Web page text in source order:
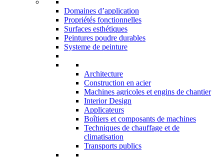
Domaines d’application
Propriétés fonctionnelles
Surfaces esthétiques
Peintures poudre durables
Systeme de peinture
Architecture
Construction en acier
Machines agricoles et engins de chantier
Interior Design
Applicateurs
Boîtiers et composants de machines
Techniques de chauffage et de
climatisation
Transports publics